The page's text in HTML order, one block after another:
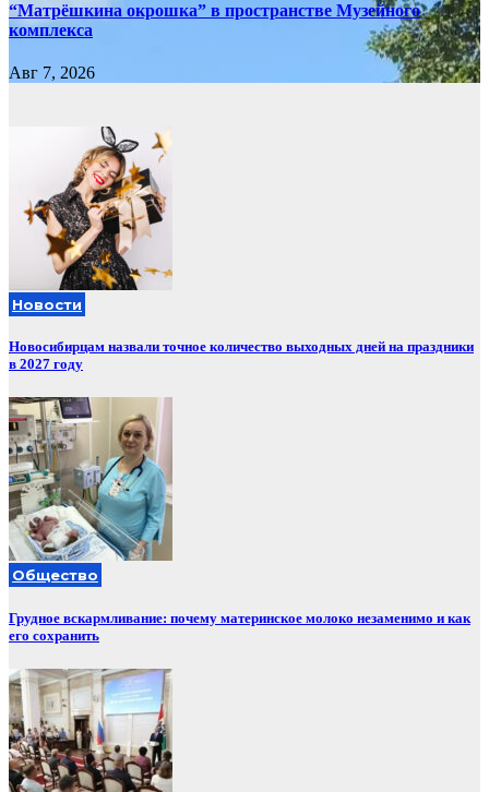
“Матрёшкина окрошка” в пространстве Музейного
комплекса
Авг 7, 2026
Новости
Новосибирцам назвали точное количество выходных дней на праздники
в 2027 году
Общество
Грудное вскармливание: почему материнское молоко незаменимо и как
его сохранить